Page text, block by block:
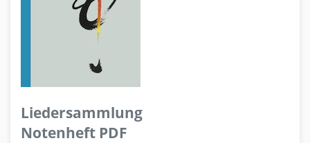
Liedersammlung
Notenheft PDF